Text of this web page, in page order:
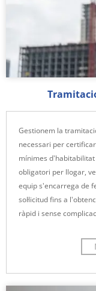
Gestionem la
necessari per
mínimes
obligatori per llogar,
equip s'encarrega de
sol·licitud fins a
ràpid i sense